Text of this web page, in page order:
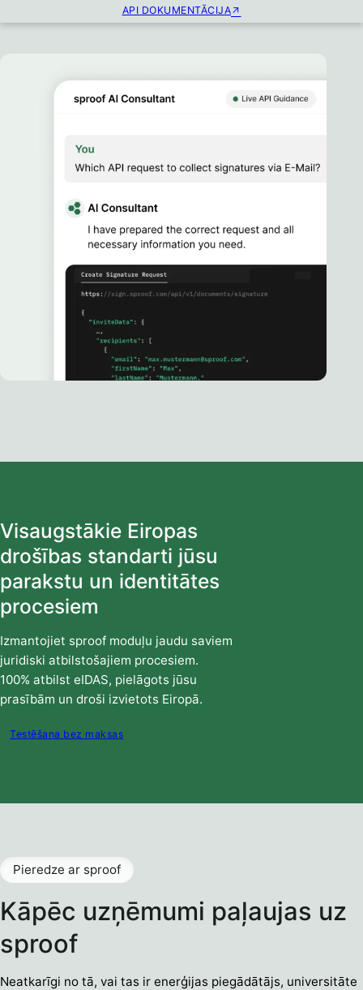
API DOKUMENTĀCIJA
Visaugstākie Eiropas
drošības standarti jūsu
parakstu un identitātes
procesiem
Izmantojiet sproof moduļu jaudu saviem
juridiski atbilstošajiem procesiem.
100% atbilst eIDAS, pielāgots jūsu
prasībām un droši izvietots Eiropā.
Testēšana bez maksas
Pieredze ar sproof
Kāpēc uzņēmumi paļaujas uz
sproof
Neatkarīgi no tā, vai tas ir enerģijas piegādātājs, universitāte